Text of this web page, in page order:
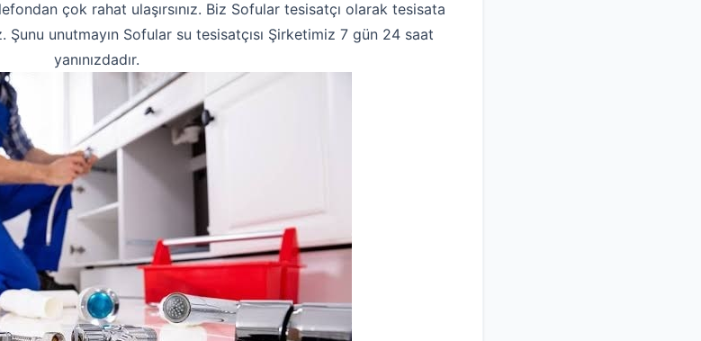
çok rahat ulaşırsınız. Biz Sofular tesisatçı olarak tesisata
unutmayın Sofular su tesisatçısı Şirketimiz 7 gün 24 saat
yanınızdadır.